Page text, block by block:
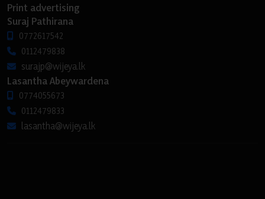
Print advertising
Suraj Pathirana
0772617542
0112479838
surajp@wijeya.lk
Lasantha Abeywardena
0774055673
0112479833
lasantha@wijeya.lk